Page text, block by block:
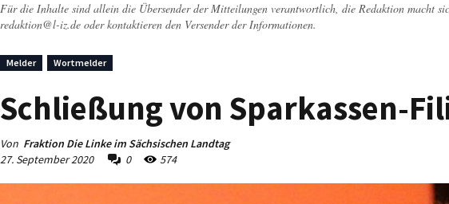
Für die Inhalte sind allein die Übersender der Mitteilungen verantwortlich, die Redaktion macht
redaktion@l-iz.de oder kontaktieren den Versender der Informationen.
Melder Wortmelder
Schließung von Sparkassen-
Von Fraktion Die Linke im Sächsischen Landtag
27. September 2020
0 574